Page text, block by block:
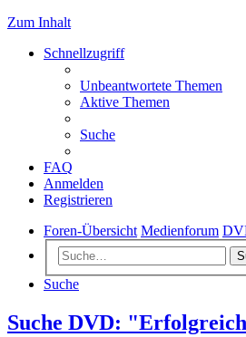
Zum Inhalt
Schnellzugriff
Unbeantwortete Themen
Aktive Themen
Suche
FAQ
Anmelden
Registrieren
Foren-Übersicht Medienforum
Suche
Suche DVD: